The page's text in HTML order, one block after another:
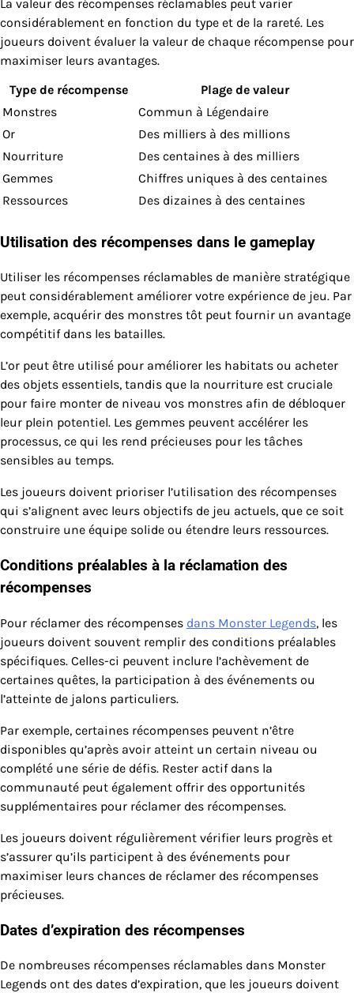
La valeur des récompenses réclamables peut varier
considérablement en fonction du type et de la rareté. Les
joueurs doivent évaluer la valeur de chaque récompense pour
maximiser leurs avantages.
Type de récompense
Plage de valeur
Monstres
Commun à Légendaire
Or
Des milliers à des millions
Nourriture
Des centaines à des milliers
Gemmes
Chiffres uniques à des centaines
Ressources
Des dizaines à des centaines
Utilisation des récompenses dans le gameplay
Utiliser les récompenses réclamables de manière stratégique
peut considérablement améliorer votre expérience de jeu. Par
exemple, acquérir des monstres tôt peut fournir un avantage
compétitif dans les batailles.
L’or peut être utilisé pour améliorer les habitats ou acheter
des objets essentiels, tandis que la nourriture est cruciale
pour faire monter de niveau vos monstres afin de débloquer
leur plein potentiel. Les gemmes peuvent accélérer les
processus, ce qui les rend précieuses pour les tâches
sensibles au temps.
Les joueurs doivent prioriser l’utilisation des récompenses
qui s’alignent avec leurs objectifs de jeu actuels, que ce soit
construire une équipe solide ou étendre leurs ressources.
Conditions préalables à la réclamation des
récompenses
Pour réclamer des récompenses dans Monster Legends, les
joueurs doivent souvent remplir des conditions préalables
spécifiques. Celles-ci peuvent inclure l’achèvement de
certaines quêtes, la participation à des événements ou
l’atteinte de jalons particuliers.
Par exemple, certaines récompenses peuvent n’être
disponibles qu’après avoir atteint un certain niveau ou
complété une série de défis. Rester actif dans la
communauté peut également offrir des opportunités
supplémentaires pour réclamer des récompenses.
Les joueurs doivent régulièrement vérifier leurs progrès et
s’assurer qu’ils participent à des événements pour
maximiser leurs chances de réclamer des récompenses
précieuses.
Dates d’expiration des récompenses
De nombreuses récompenses réclamables dans Monster
Legends ont des dates d’expiration, que les joueurs doivent